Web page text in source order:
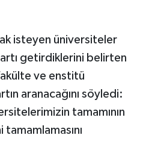
isteyen üniversiteler
getirdiklerini belirten
ve enstitü
aranacağını söyledi:
tamamının